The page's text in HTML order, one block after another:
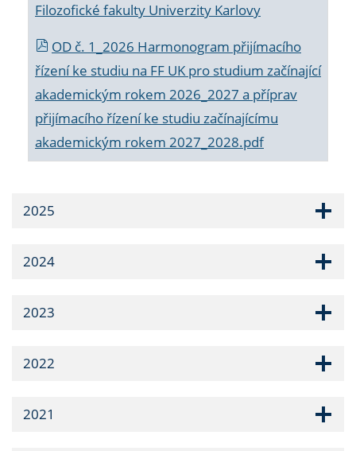
Filozofické fakulty Univerzity Karlovy
OD č. 1_2026 Harmonogram přijímacího
řízení ke studiu na FF UK pro studium začínající
akademickým rokem 2026_2027 a příprav
přijímacího řízení ke studiu začínajícímu
akademickým rokem 2027_2028.pdf
2025
2024
2023
2022
2021